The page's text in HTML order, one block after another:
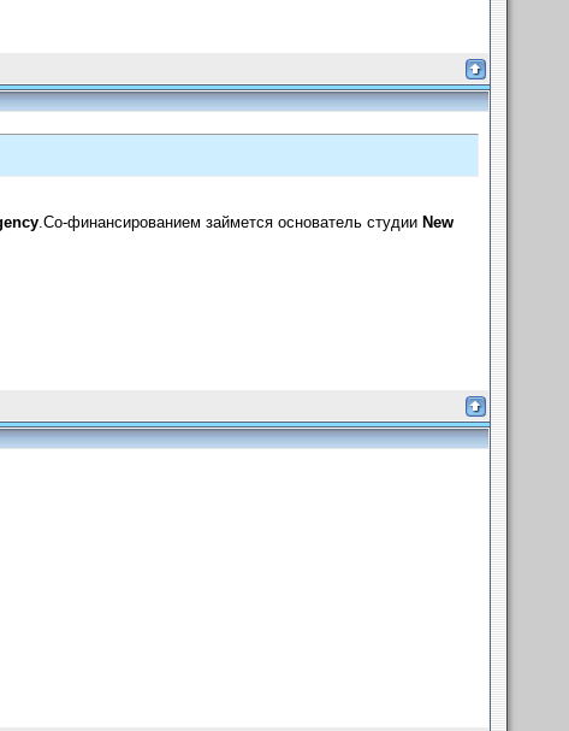
.Со-финансированием займется основатель студии New